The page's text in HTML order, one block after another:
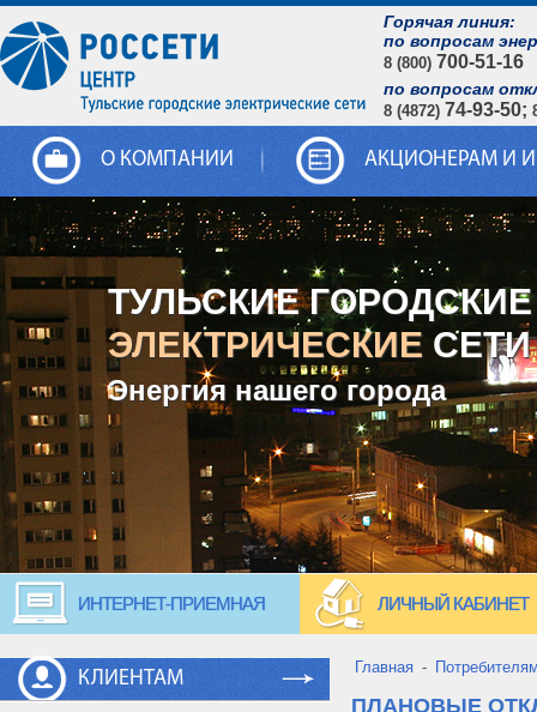
Горячая линия:
по вопросам
8 (800) 700-51-16
по вопросам
8 (4872) 74-93-50;
О КОМПАНИИ АКЦИОНЕРАМ И
ТУЛЬСКИЕ ГОРОДСКИЕ
ЭЛЕКТРИЧЕСКИЕ СЕТИ
Энергия нашего города
ИНТЕРНЕТ-ПРИЕМНАЯ ЛИЧНЫЙ КАБИНЕТ
КЛИЕНТАМ
Главная -
ПЛАНОВЫЕ